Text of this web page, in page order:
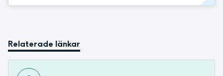
Relaterade länkar